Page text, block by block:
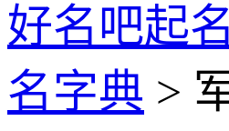
好名吧起
名字典 >